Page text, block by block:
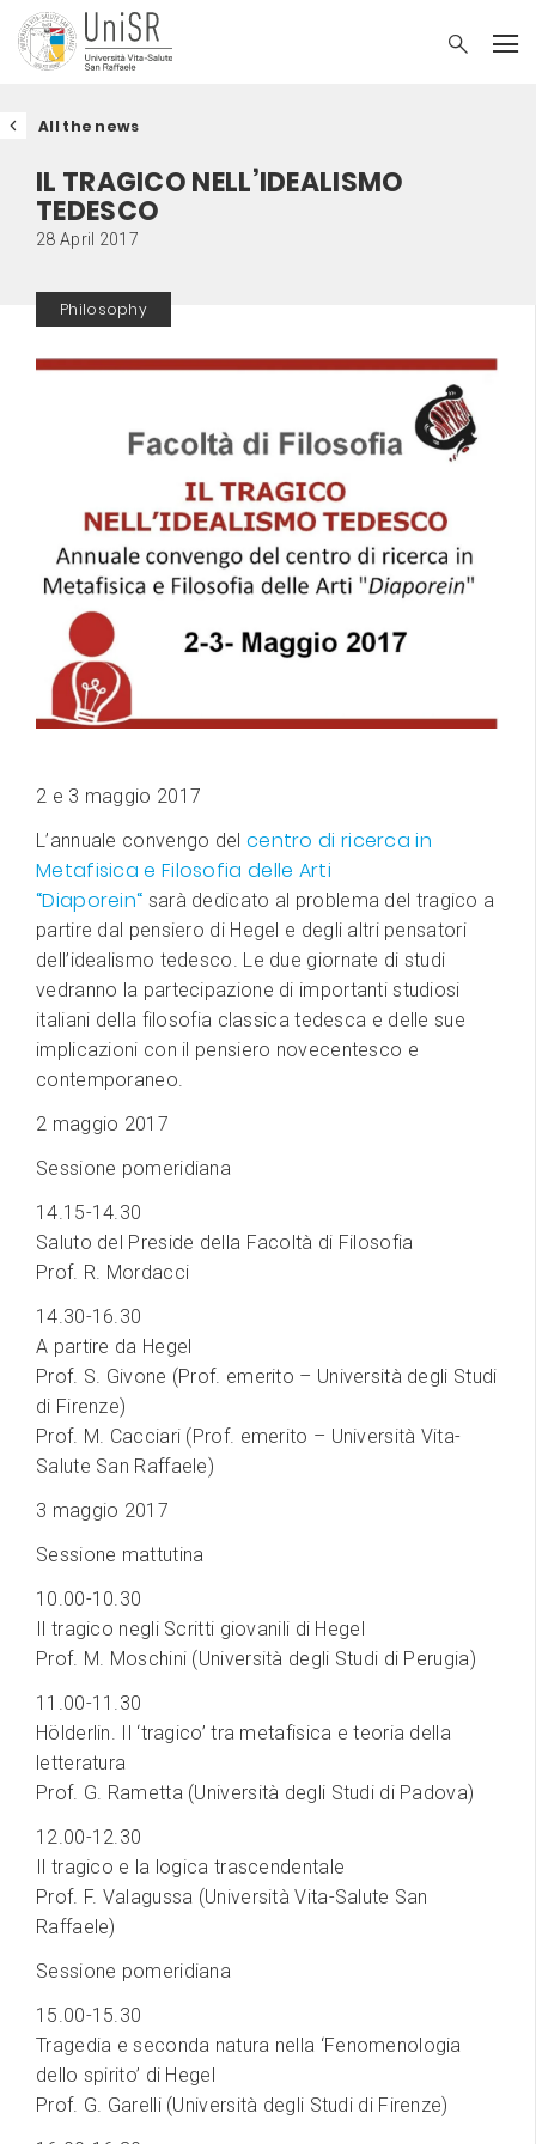
All the news
IL TRAGICO NELL’IDEALISMO
TEDESCO
28 April 2017
Philosophy
2 e 3 maggio 2017
L’annuale convengo del centro di ricerca in
Metafisica e Filosofia delle Arti
“Diaporein“ sarà dedicato al problema del tragico a
partire dal pensiero di Hegel e degli altri pensatori
dell’idealismo tedesco. Le due giornate di studi
vedranno la partecipazione di importanti studiosi
italiani della filosofia classica tedesca e delle sue
implicazioni con il pensiero novecentesco e
contemporaneo.
2 maggio 2017
Sessione pomeridiana
14.15-14.30
Saluto del Preside della Facoltà di Filosofia
Prof. R. Mordacci
14.30-16.30
A partire da Hegel
Prof. S. Givone (Prof. emerito – Università degli Studi
di Firenze)
Prof. M. Cacciari (Prof. emerito – Università Vita-
Salute San Raffaele)
3 maggio 2017
Sessione mattutina
10.00-10.30
Il tragico negli Scritti giovanili di Hegel
Prof. M. Moschini (Università degli Studi di Perugia)
11.00-11.30
Hölderlin. Il ‘tragico’ tra metafisica e teoria della
letteratura
Prof. G. Rametta (Università degli Studi di Padova)
12.00-12.30
Il tragico e la logica trascendentale
Prof. F. Valagussa (Università Vita-Salute San
Raffaele)
Sessione pomeridiana
15.00-15.30
Tragedia e seconda natura nella ‘Fenomenologia
dello spirito’ di Hegel
Prof. G. Garelli (Università degli Studi di Firenze)